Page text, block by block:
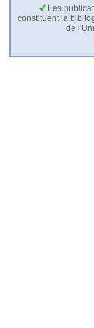
Les
constituent la
de